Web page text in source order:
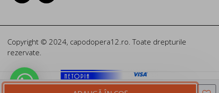
Copyright © 2024, capodopera12.ro. Toate drepturile
rezervate.